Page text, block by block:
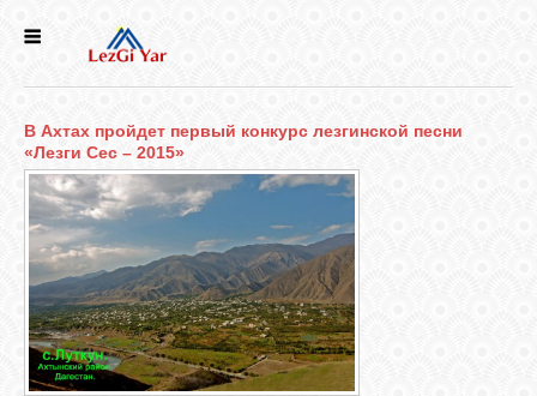
СЕЛА
ИСТОРИЯ
КУЛЬТУРА
ГОЛОС
ЛЕЗГИН
В Ахтах пройдет первый конкурс лезгинской песни
«Лезги Сес – 2015»